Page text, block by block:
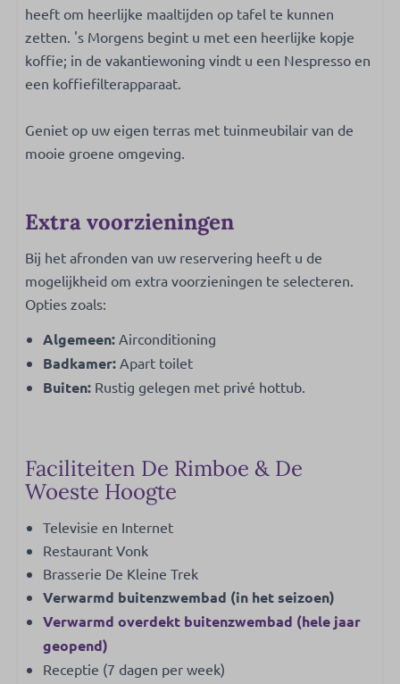
Koffiecupmachine: Nespresso
Gasfornuis: 4-pits
Waterkoker: Elektrische waterkoker
Koelkast: Met vriesvak
heeft om heerlijke maaltijden op tafel te kunnen
zetten. 's Morgens begint u met een heerlijke kopje
koffie; in de vakantiewoning vindt u een Nespresso en
een koffiefilterapparaat.
Geniet op uw eigen terras met tuinmeubilair van de
mooie groene omgeving.
Extra voorzieningen
Bij het afronden van uw reservering heeft u de
mogelijkheid om extra voorzieningen te selecteren.
Opties zoals:
Algemeen: Airconditioning
Badkamer: Apart toilet
Buiten: Rustig gelegen met privé hottub.
Faciliteiten De Rimboe & De
Woeste Hoogte
Televisie en Internet
Restaurant Vonk
Brasserie De Kleine Trek
Verwarmd buitenzwembad (in het seizoen)
Verwarmd overdekt buitenzwembad (hele jaar
geopend)
Receptie (7 dagen per week)